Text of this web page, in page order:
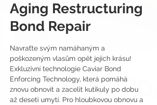
Aging Restructuring
Bond Repair
Navraťte svým namáhaným a
poškozeným vlasům opět jejich krásu!
Exkluzivní technologie Caviar Bond
Enforcing Technology, která pomáhá
znovu obnovit a zacelit kutikuly po dobu
až deseti umytí. Pro hloubkovou obnovu a